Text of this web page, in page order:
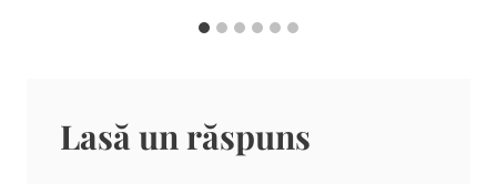
Lasă un răspuns